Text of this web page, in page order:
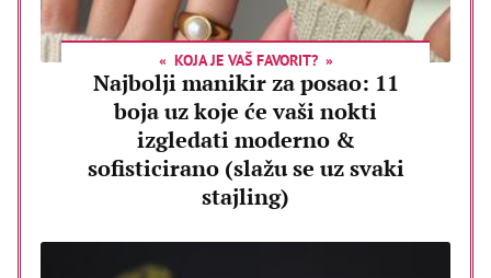
KOJA JE VAŠ FAVORIT?
Najbolji manikir za posao: 11
boja uz koje će vaši nokti
izgledati moderno &
sofisticirano (slažu se uz svaki
stajling)